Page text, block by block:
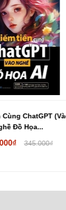
(Vào